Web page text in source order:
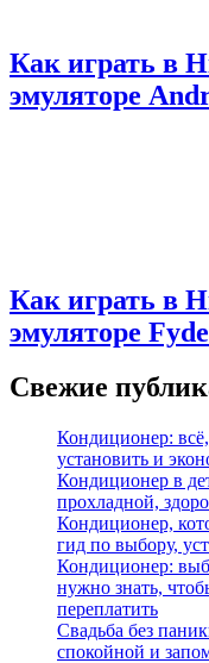
Как играть в
эмуляторе
Как играть в
эмуляторе
Свежие
Кондиционер:
установить и
Кондиционер в
прохладной,
Кондиционер,
гид по выбору,
Кондиционер:
нужно знать,
переплатить
Свадьба без
спокойной и